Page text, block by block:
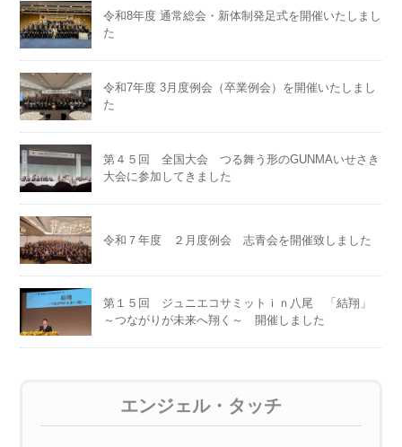
令和8年度 通常総会・新体制発足式を開催いたしまし
た
令和7年度 3月度例会（卒業例会）を開催いたしまし
た
第４５回 全国大会 つる舞う形のGUNMAいせさき
大会に参加してきました
令和７年度 ２月度例会 志青会を開催致しました
第１５回 ジュニエコサミットｉｎ八尾 「結翔」
～つながりが未来へ翔く～ 開催しました
エンジェル・タッチ